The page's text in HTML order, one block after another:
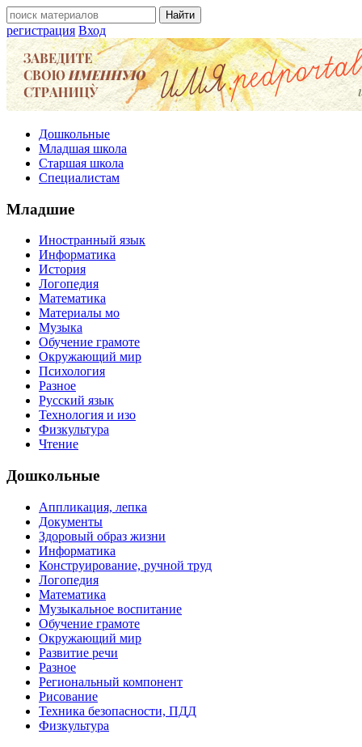
регистрация Вход
Дошкольные
Младшая школа
Старшая школа
Специалистам
Младшие
Иностранный язык
Информатика
История
Логопедия
Математика
Материалы мо
Музыка
Обучение грамоте
Окружающий мир
Психология
Разное
Русский язык
Технология и изо
Физкультура
Чтение
Дошкольные
Аппликация, лепка
Документы
Здоровый образ жизни
Информатика
Конструирование, ручной труд
Логопедия
Математика
Музыкальное воспитание
Обучение грамоте
Окружающий мир
Развитие речи
Разное
Региональный компонент
Рисование
Техника безопасности, ПДД
Физкультура